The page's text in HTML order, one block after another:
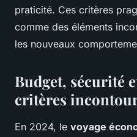
praticité. Ces critères
comme des éléments
les nouveaux
Budget, sécurité
critères
En 2024, le voyage